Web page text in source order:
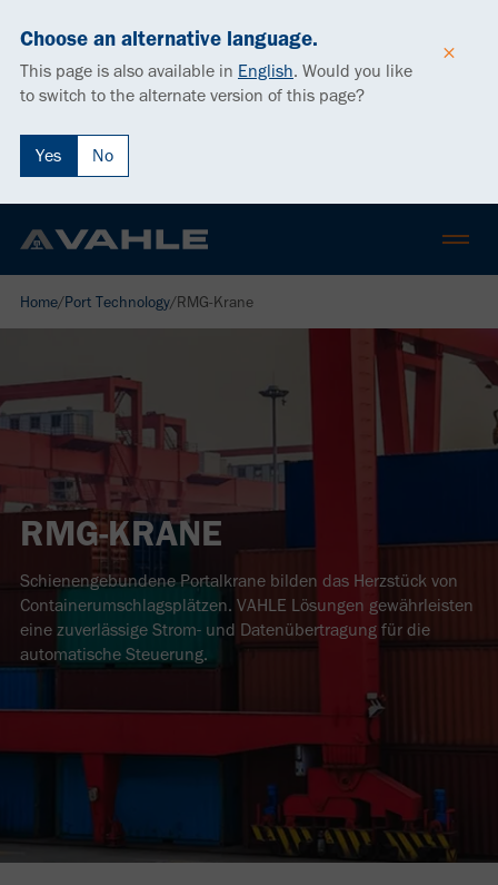
Choose an alternative language.
This page is also available in English. Would you like
to switch to the alternate version of this page?
Yes No
Home/Port Technology/RMG-Krane
RMG-KRANE
Schienengebundene Portalkrane bilden das Herzstück von
Containerumschlagsplätzen. VAHLE Lösungen gewährleisten
eine zuverlässige Strom- und Datenübertragung für die
automatische Steuerung.